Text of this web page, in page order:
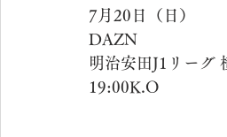
7月20日（日）
DAZN
明治安田J1リーグ
19:00K.O